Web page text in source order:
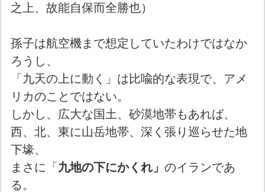
之上、故能自保而全勝也）
孫子は航空機まで想定していたわけではなか
ろうし、
「九天の上に動く」は比喩的な表現で、アメ
リカのことではない。
しかし、広大な国土、砂漠地帯もあれば、
西、北、東に山岳地帯、深く張り巡らせた地
下壕、
まさに「 九地の下にかくれ」のイランであ
る。